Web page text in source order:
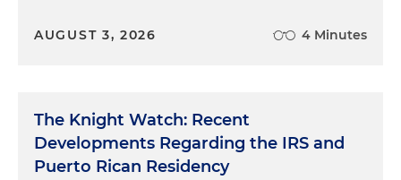
AUGUST 3, 2026 4 Minutes
The Knight Watch: Recent
Developments Regarding the IRS and
Puerto Rican Residency